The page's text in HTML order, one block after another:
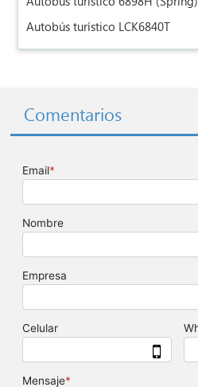
Autobús turístico LCK6840T
Comentarios